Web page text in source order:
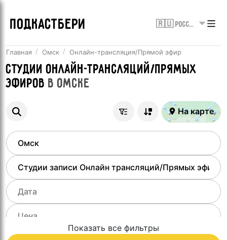
ПОДКАСТБЕРИ 🇷🇺 Россия
Главная Омск Онлайн-трансляция/Прямой эфир
Студии онлайн-трансляций/Прямых
эфиров вОмске
На карте
Показать все фильтры